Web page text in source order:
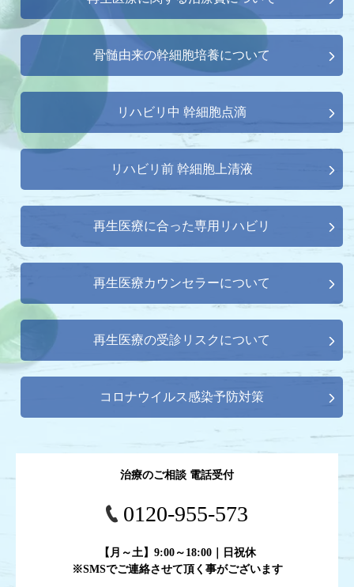
骨髄由来の幹細胞培養について
リハビリ中 幹細胞点滴
リハビリ前 幹細胞上清液
再生医療に合った専用リハビリ
再生医療カウンセラーについて
再生医療の受診リスクについて
コロナウイルス感染予防対策
治療のご相談 電話受付
0120-955-573
【月～土】9:00～18:00｜日祝休
※SMSでご連絡させて頂く事がございます